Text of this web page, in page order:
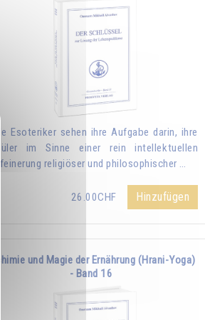
Esoteriker sehen ihre Aufgabe darin, ihre
im Sinne einer rein intellektuellen
religiöser und philosophischer …
26.00CHF Hinzufügen
und Magie der Ernährung (Hrani-Yoga)
- Band 16